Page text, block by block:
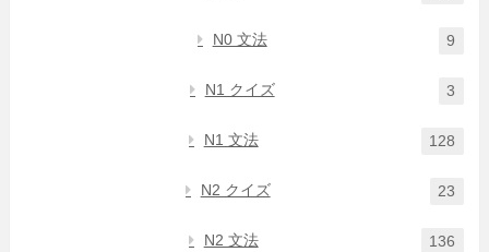
N0 文法 9
N1 クイズ 3
N1 文法 128
N2 クイズ 23
N2 文法 136